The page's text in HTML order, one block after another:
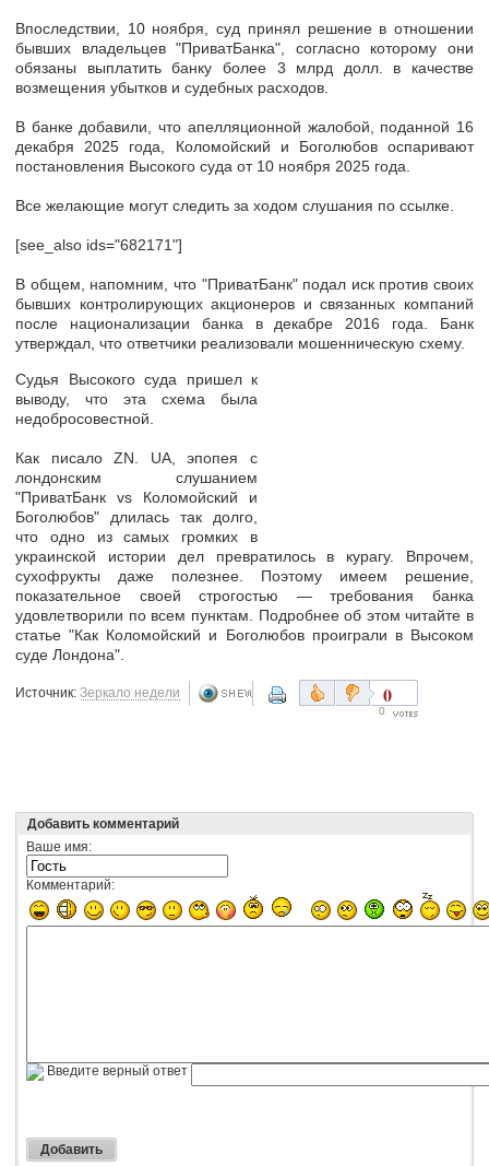
Впоследствии, 10 ноября, суд принял решение в отношении
бывших владельцев "ПриватБанка", согласно которому они
обязаны выплатить банку более 3 млрд долл. в качестве
возмещения убытков и судебных расходов.
В банке добавили, что апелляционной жалобой, поданной 16
декабря 2025 года, Коломойский и Боголюбов оспаривают
постановления Высокого суда от 10 ноября 2025 года.
Все желающие могут следить за ходом слушания по ссылке.
[see_also ids="682171"]
В общем, напомним, что "ПриватБанк" подал иск против своих
бывших контролирующих акционеров и связанных компаний
после национализации банка в декабре 2016 года. Банк
утверждал, что ответчики реализовали мошенническую схему.
Судья Высокого суда пришел к
выводу, что эта схема была
недобросовестной.
Как писало ZN. UA, эпопея с
лондонским слушанием
"ПриватБанк vs Коломойский и
Боголюбов" длилась так долго,
что одно из самых громких в
украинской истории дел превратилось в курагу. Впрочем,
сухофрукты даже полезнее. Поэтому имеем решение,
показательное своей строгостью — требования банка
удовлетворили по всем пунктам. Подробнее об этом читайте в
статье "Как Коломойский и Боголюбов проиграли в Высоком
суде Лондона".
Источник: Зеркало недели 0
0
Добавить комментарий
Ваше имя:
Комментарий:
Введите верный ответ